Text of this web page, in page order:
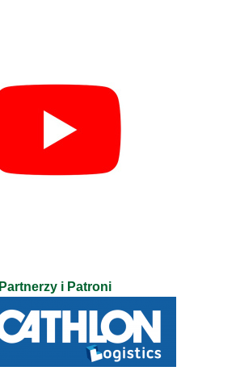
Partnerzy i Patroni